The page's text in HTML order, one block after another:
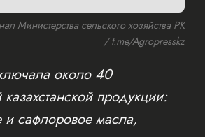
Министерства сельского хозяйства РК
/ t.me/Agropresskz
около 40
продукции:
и сафлоровое масла,